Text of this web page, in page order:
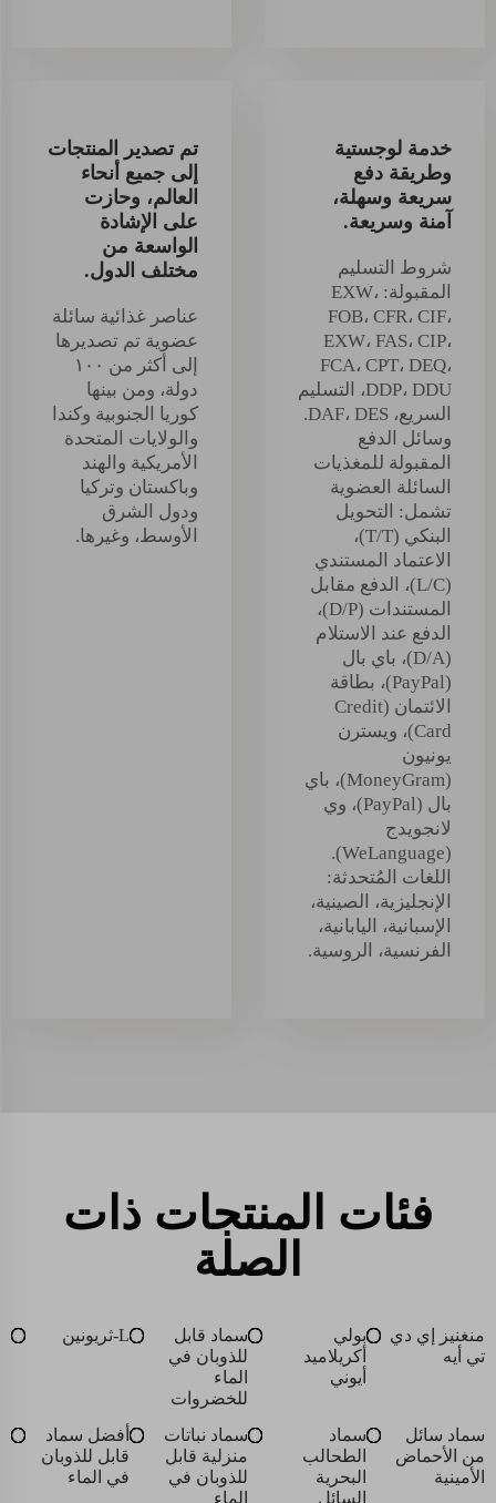
خدمة لوجستية
وطريقة دفع
سريعة وسهلة،
آمنة وسريعة.
شروط التسليم
المقبولة: EXW،
FOB، CFR، CIF،
EXW، FAS، CIP،
FCA، CPT، DEQ،
DDP، DDU، التسليم
السريع، DAF، DES.
وسائل الدفع
المقبولة للمغذيات
السائلة العضوية
تشمل: التحويل
البنكي (T/T)،
الاعتماد المستندي
(L/C)، الدفع مقابل
المستندات (D/P)،
الدفع عند الاستلام
(D/A)، باي بال
(PayPal)، بطاقة
الائتمان (Credit
Card)، ويسترن
يونيون
(MoneyGram)، باي
بال (PayPal)، وي
لانجويدج
(WeLanguage).
اللغات المُتحدثة:
الإنجليزية، الصينية،
الإسبانية، اليابانية،
الفرنسية، الروسية.
تم تصدير المنتجات
إلى جميع أنحاء
العالم، وحازت
على الإشادة
الواسعة من
مختلف الدول.
عناصر غذائية سائلة
عضوية تم تصديرها
إلى أكثر من ١٠٠
دولة، ومن بينها
كوريا الجنوبية وكندا
والولايات المتحدة
الأمريكية والهند
وباكستان وتركيا
ودول الشرق
الأوسط، وغيرها.
فئات المنتجات ذات
الصلة
منغنيز إي دي
تي أيه
بولي
أكريلاميد
أيوني
سماد قابل
للذوبان في
الماء
للخضروات
L-ثريونين
سماد سائل
من الأحماض
الأمينية
سماد
الطحالب
البحرية
السائل
سماد نباتات
منزلية قابل
للذوبان في
الماء
أفضل سماد
قابل للذوبان
في الماء